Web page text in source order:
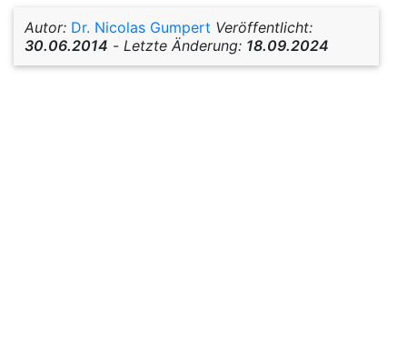
Autor: Dr. Nicolas Gumpert Veröffentlicht:
30.06.2014 - Letzte Änderung: 18.09.2024